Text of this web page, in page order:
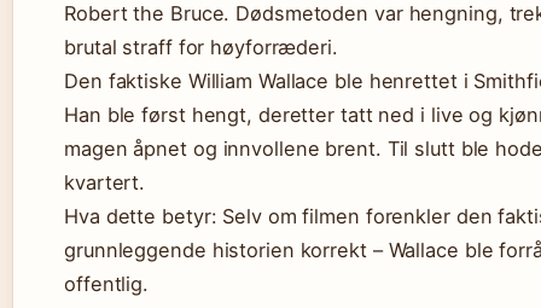
Robert the Bruce. Dødsmetoden var hengning,
brutal straff for høyforræderi.
Den faktiske William Wallace ble henrettet i
Han ble først hengt, deretter tatt ned i live og
magen åpnet og innvollene brent. Til slutt ble
kvartert.
Hva dette betyr: Selv om filmen forenkler den
grunnleggende historien korrekt – Wallace ble
offentlig.